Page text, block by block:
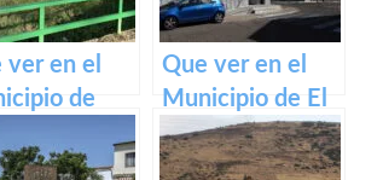
ver en el
de
en
Que ver en el
Municipio de El
Viso de San Juan
en Castilla La